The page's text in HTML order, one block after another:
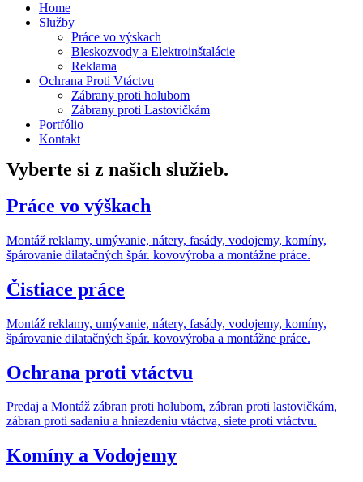
Home
Služby
Práce vo výskach
Bleskozvody a Elektroinštalácie
Reklama
Ochrana Proti Vtáctvu
Zábrany proti holubom
Zábrany proti Lastovičkám
Portfólio
Kontakt
Vyberte si z našich služieb.
Práce vo výškach
Montáž reklamy, umývanie, nátery, fasády, vodojemy, komíny,
špárovanie dilatačných špár. kovovýroba a montážne práce.
Čistiace práce
Montáž reklamy, umývanie, nátery, fasády, vodojemy, komíny,
špárovanie dilatačných špár. kovovýroba a montážne práce.
Ochrana proti vtáctvu
Predaj a Montáž zábran proti holubom, zábran proti lastovičkám,
zábran proti sadaniu a hniezdeniu vtáctva, siete proti vtáctvu.
Komíny a Vodojemy